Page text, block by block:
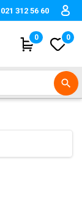
021 312 56 60
0 0
search